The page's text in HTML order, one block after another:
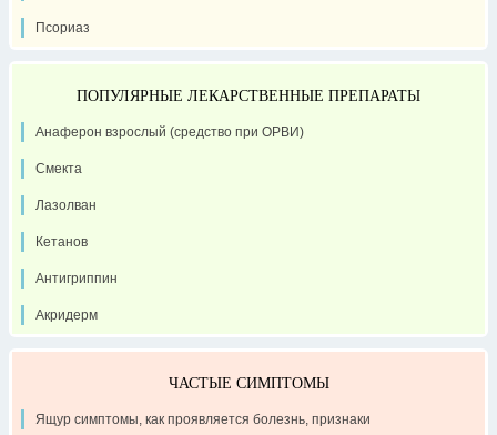
Псориаз
ПОПУЛЯРНЫЕ ЛЕКАРСТВЕННЫЕ ПРЕПАРАТЫ
Анаферон взрослый (средство при ОРВИ)
Смекта
Лазолван
Кетанов
Антигриппин
Акридерм
ЧАСТЫЕ СИМПТОМЫ
Ящур симптомы, как проявляется болезнь, признаки